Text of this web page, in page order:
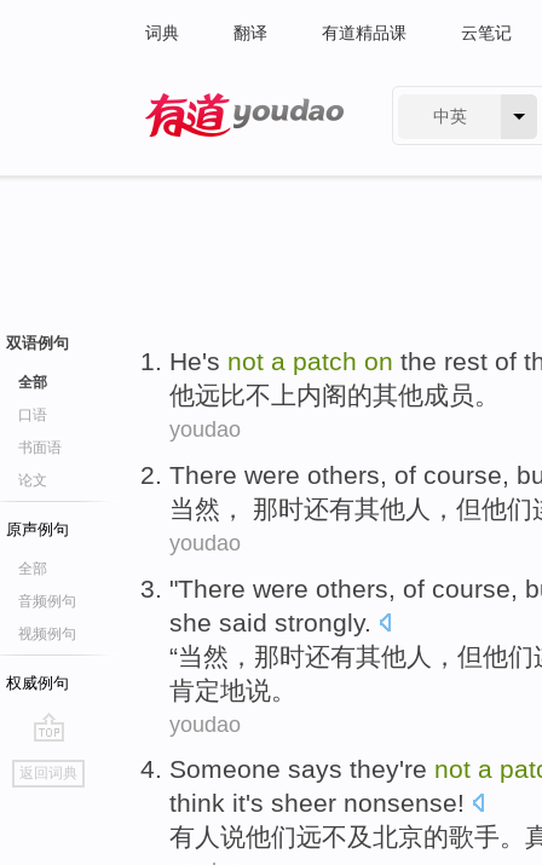
词典 翻译 有道精品课 云笔记
中英
双语例句
全部
口语
书面语
论文
原声例句
全部
音频例句
视频例句
权威例句
go
top
返回词典
He's not a patch on the rest of
他远比不上内阁的其他成员。
youdao
There were others, of course,
当然 ， 那时还有其他人 ， 但他们
youdao
"There were others of course
she said strongly.
“当然 ，那时还有其他人 ， 但他们
肯定地说。
youdao
Someone says they're not a
think it's sheer nonsense!
有人 说他们远不及北京的歌手。